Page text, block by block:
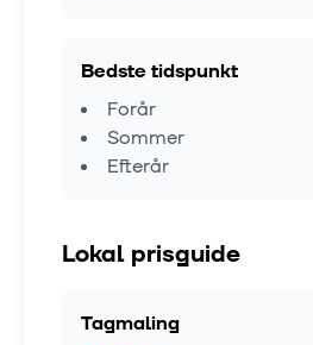
Bedste tidspunkt
Forår
Sommer
Efterår
Lokal prisguide
Tagmaling